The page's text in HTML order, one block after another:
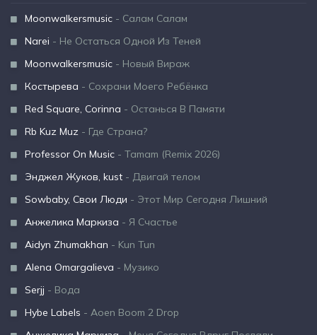
Moonwalkersmusic - Салам Салам
Narei - Не Остаться Одной Из Теней
Moonwalkersmusic - Новый Вираж
Костырева - Сохрани Моего Ребёнка
Red Square, Corinna - Останься В Памяти
Rb Kuz Muz - Где Страна?
Professor On Music - Tamam (Remix 2026)
Энджел Жуков, kust - Двигай телом
Sowbaby, Свои Люди - Этот Мир Сегодня Лишний
Анжелика Маркиза - Я Счастье
Aidyn Zhumakhan - Kun Tun
Alena Omargalieva - Музико
Serjj - Вода
Hybe Labels - Aoen Boom 2 Drop